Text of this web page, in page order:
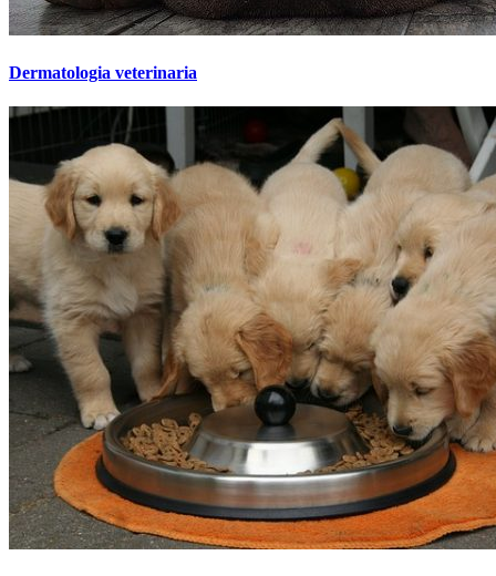
Dermatologia veterinaria